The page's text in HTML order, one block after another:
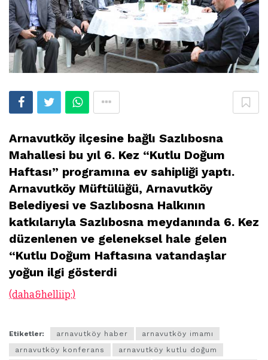
Arnavutköy ilçesine bağlı Sazlıbosna
Mahallesi bu yıl 6. Kez “Kutlu Doğum
Haftası” programına ev sahipliği yaptı.
Arnavutköy Müftülüğü, Arnavutköy
Belediyesi ve Sazlıbosna Halkının
katkılarıyla Sazlıbosna meydanında 6. Kez
düzenlenen ve geleneksel hale gelen
“Kutlu Doğum Haftasına vatandaşlar
yoğun ilgi gösterdi
(daha&helliip;)
Etiketler: arnavutköy haber
arnavutköy imamı
arnavutköy konferans
arnavutköy kutlu doğum